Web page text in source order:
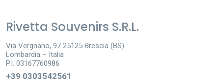
Rivetta Souvenirs S.R.L.
Via Vergnano, 97 25125 Brescia (BS)
Lombardia – Italia
P.I. 03167760986
+39 0303542561